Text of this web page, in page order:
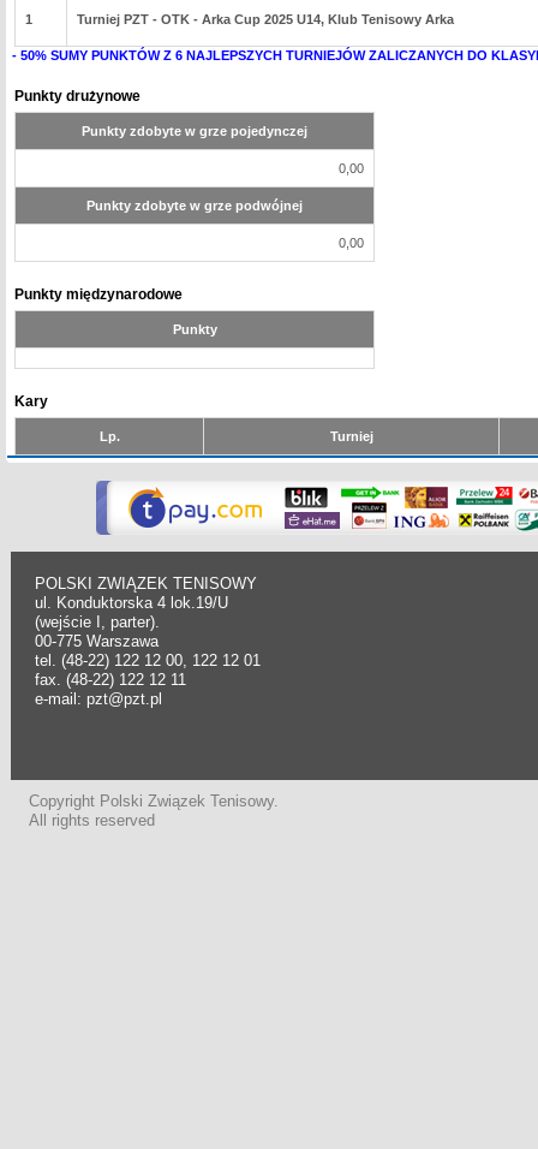
1 Turniej PZT - OTK - Arka Cup 2025 U14, Klub Tenisowy Arka
- 50% SUMY PUNKTÓW Z 6 NAJLEPSZYCH TURNIEJÓW ZALICZANYCH DO
Punkty drużynowe
Punkty zdobyte w grze pojedynczej
0,00
Punkty zdobyte w grze podwójnej
0,00
Punkty międzynarodowe
Punkty
Kary
Lp. Turniej
POLSKI ZWIĄZEK TENISOWY
ul. Konduktorska 4 lok.19/U
(wejście I, parter).
00-775 Warszawa
tel. (48-22) 122 12 00, 122 12 01
fax. (48-22) 122 12 11
e-mail: pzt@pzt.pl
Copyright Polski Związek Tenisowy.
All rights reserved